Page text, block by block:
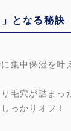
となる秘訣
集中保湿を叶
毛穴が詰まっ
っかりオフ！